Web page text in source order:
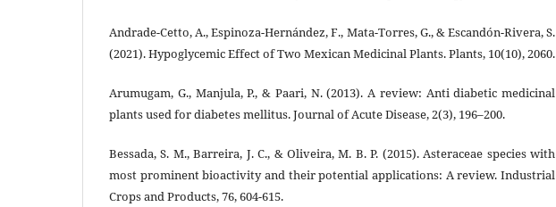
Andrade-Cetto, A., Espinoza-Hernández, F., Mata-Torres, G., & Escandón-Rivera, S.
(2021). Hypoglycemic Effect of Two Mexican Medicinal Plants. Plants, 10(10), 2060.
Arumugam, G., Manjula, P., & Paari, N. (2013). A review: Anti diabetic medicinal
plants used for diabetes mellitus. Journal of Acute Disease, 2(3), 196–200.
Bessada, S. M., Barreira, J. C., & Oliveira, M. B. P. (2015). Asteraceae species with
most prominent bioactivity and their potential applications: A review. Industrial
Crops and Products, 76, 604-615.